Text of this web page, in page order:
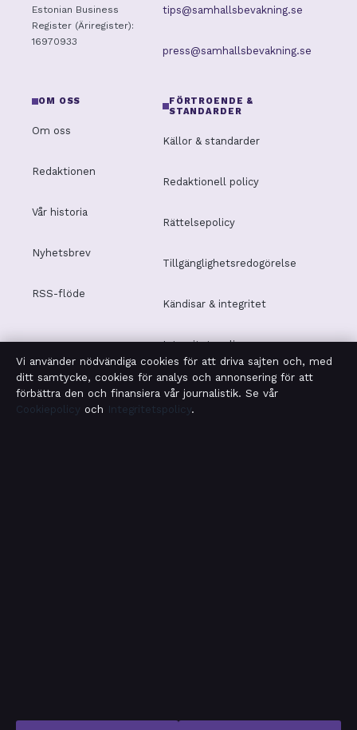
Estonian Business
Register (Äriregister):
16970933
tips@samhallsbevakning.se
press@samhallsbevakning.se
OM OSS
Om oss
Redaktionen
Vår historia
Nyhetsbrev
RSS-flöde
FÖRTROENDE &
STANDARDER
Källor & standarder
Redaktionell policy
Rättelsepolicy
Tillgänglighetsredogörelse
Kändisar & integritet
Integritetspolicy
OM SAMHÄLLSBEVAKNING I KORTHET
Vi använder nödvändiga cookies för att driva sajten och, med
ditt samtycke, cookies för analys och annonsering för att
förbättra den och finansiera vår journalistik. Se vår
Cookiepolicy och Integritetspolicy.